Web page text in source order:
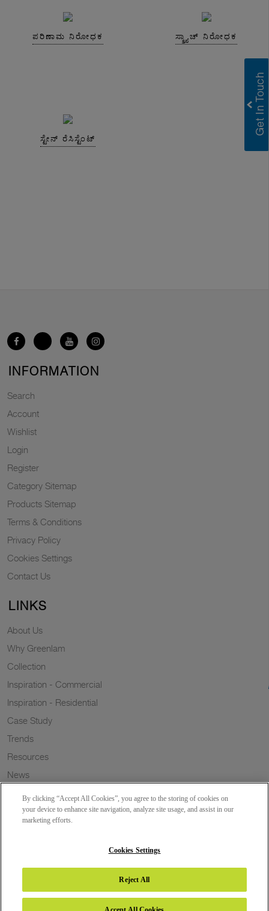
ಪರಿಣಾಮ ನಿರೋಧಕ ಸ್ಕ್ರ್ಯಾಚ್ ನಿರೋಧಕ
ಸ್ಟೇನ್ ರೆಸಿಸ್ಟೆಂಟ್
INFORMATION
Search
Account
Wishlist
Login
Register
Category Sitemap
Products Sitemap
Terms & Conditions
Privacy Policy
Cookies Settings
Contact Us
LINKS
About Us
Why Greenlam
Collection
Inspiration - Commercial
Inspiration - Residential
Case Study
Trends
Resources
News
Wish to a Customer
Copyright 2026 © Greenlam Industries Limited. All rights reserved.
By clicking “Accept All Cookies”, you agree to the storing of cookies on
your device to enhance site navigation, analyze site usage, and assist in our
marketing efforts.
Cookies Settings
Reject All